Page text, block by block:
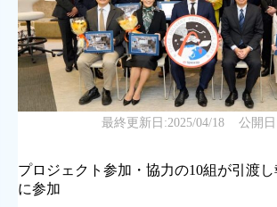
最終更新日:2025/04/18 公開
プロジェクト参加・協力の10組が引渡
に参加